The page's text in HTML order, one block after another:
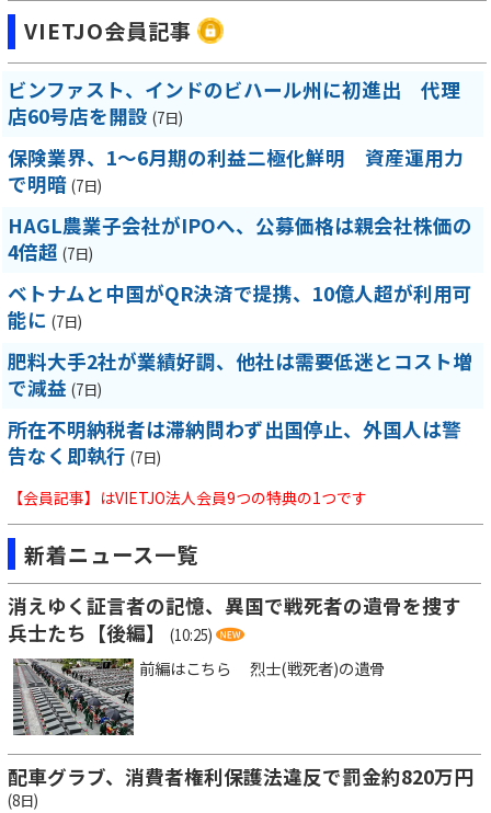
VIETJO会員記事
ビンファスト、インドのビハール州に初進出 代理
店60号店を開設 (7日)
保険業界、1～6月期の利益二極化鮮明 資産運用力
で明暗 (7日)
HAGL農業子会社がIPOへ、公募価格は親会社株価の
4倍超 (7日)
ベトナムと中国がQR決済で提携、10億人超が利用可
能に (7日)
肥料大手2社が業績好調、他社は需要低迷とコスト増
で減益 (7日)
所在不明納税者は滞納問わず出国停止、外国人は警
告なく即執行 (7日)
【会員記事】はVIETJO法人会員9つの特典の1つです
新着ニュース一覧
消えゆく証言者の記憶、異国で戦死者の遺骨を捜す
兵士たち【後編】
(10:25)
前編はこちら 烈士(戦死者)の遺骨
配車グラブ、消費者権利保護法違反で罰金約820万円
(8日)